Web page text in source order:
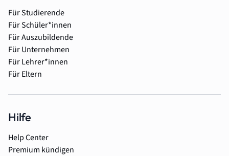
Für Studierende
Für Schüler*innen
Für Auszubildende
Für Unternehmen
Für Lehrer*innen
Für Eltern
Hilfe
Help Center
Premium kündigen